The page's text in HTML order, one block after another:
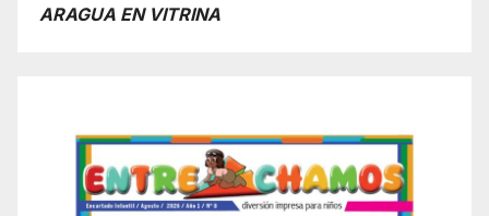
ARAGUA EN VITRINA